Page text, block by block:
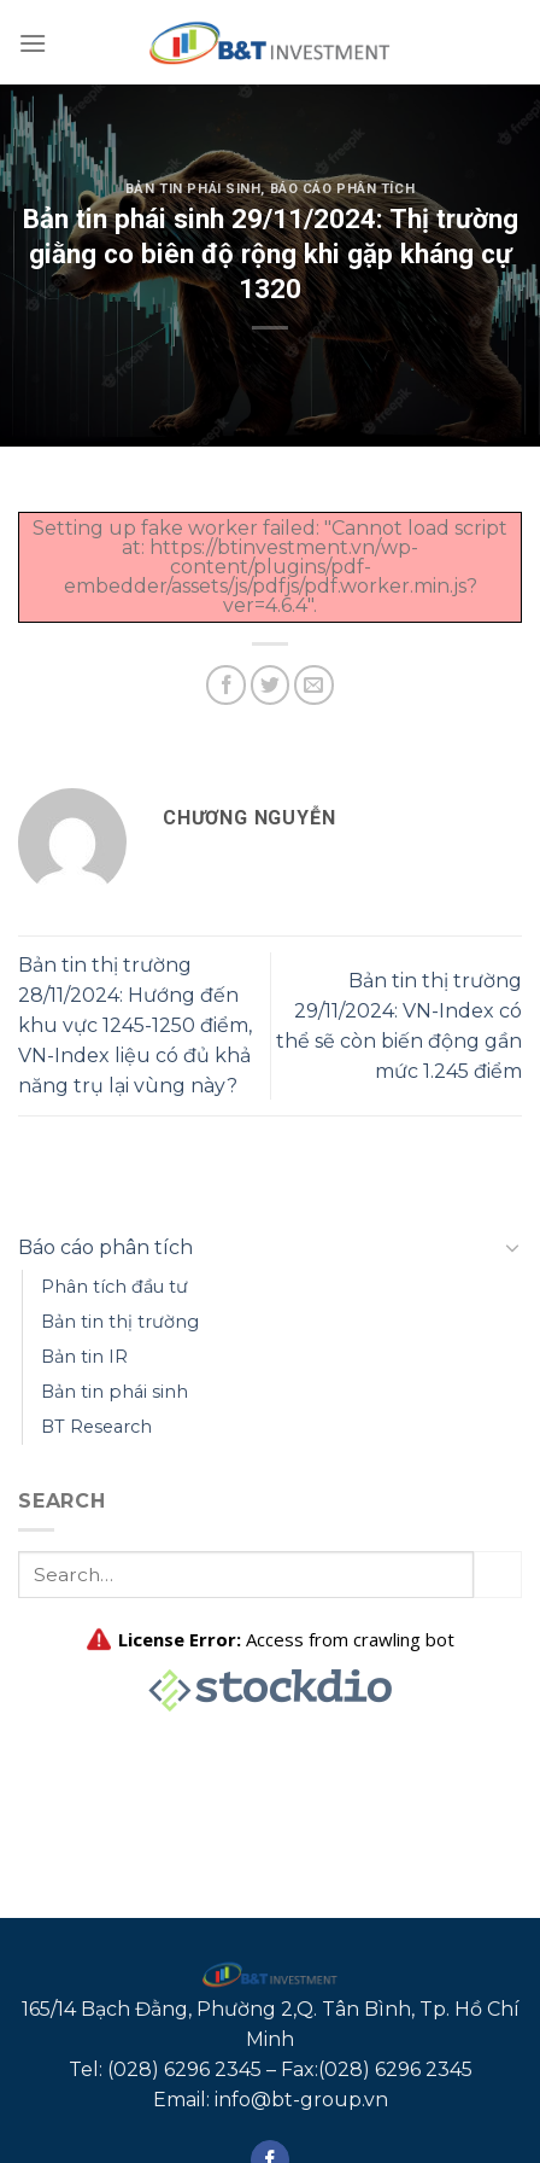
BẢN TIN PHÁI SINH,BÁO CÁO PHÂN TÍCH
Bản tin phái sinh 29/11/2024: Thị trường
giằng co biên độ rộng khi gặp kháng cự
1320
Setting up fake worker failed: "Cannot load script
at: https://btinvestment.vn/wp-
content/plugins/pdf-
embedder/assets/js/pdfjs/pdf.worker.min.js?
ver=4.6.4".
CHƯƠNG NGUYỄN
Bản tin thị trường
28/11/2024: Hướng đến
khu vực 1245-1250 điểm,
VN-Index liệu có đủ khả
năng trụ lại vùng này?
Bản tin thị trường
29/11/2024: VN-Index có
thể sẽ còn biến động gần
mức 1.245 điểm
Báo cáo phân tích
Phân tích đầu tư
Bản tin thị trường
Bản tin IR
Bản tin phái sinh
BT Research
SEARCH
165/14 Bạch Đằng, Phường 2,Q. Tân Bình, Tp. Hồ Chí
Minh
Tel: (028) 6296 2345 – Fax:(028) 6296 2345
Email: info@bt-group.vn